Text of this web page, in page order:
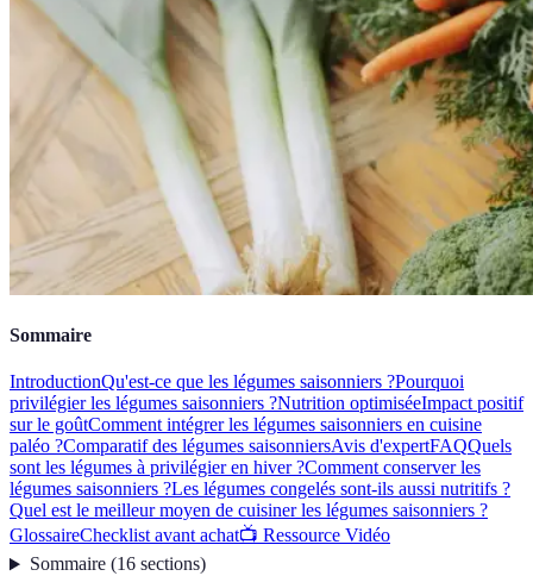
Sommaire
IntroductionQu'est-ce que les légumes saisonniers ?Pourquoi
privilégier les légumes saisonniers ?Nutrition optimiséeImpact positif
sur le goûtComment intégrer les légumes saisonniers en cuisine
paléo ?Comparatif des légumes saisonniersAvis d'expertFAQQuels
sont les légumes à privilégier en hiver ?Comment conserver les
légumes saisonniers ?Les légumes congelés sont-ils aussi nutritifs ?
Quel est le meilleur moyen de cuisiner les légumes saisonniers ?
GlossaireChecklist avant achat📺 Ressource Vidéo
Sommaire(16 sections)